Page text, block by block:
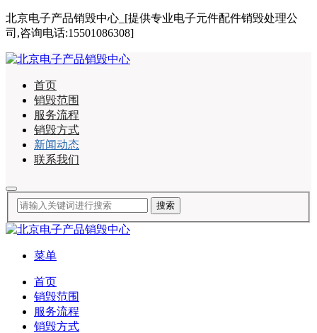
北京电子产品销毁中心_[提供专业电子元件配件销毁处理公
司,咨询电话:15501086308]
首页
销毁范围
服务流程
销毁方式
新闻动态
联系我们
菜单
首页
销毁范围
服务流程
销毁方式